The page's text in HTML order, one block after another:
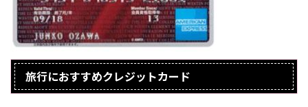
旅行におすすめクレジットカード